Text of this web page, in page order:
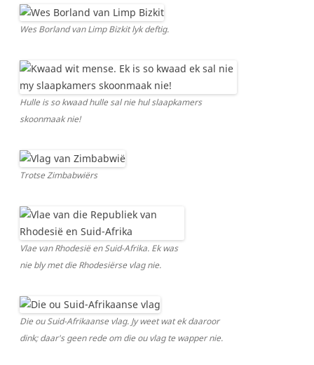
Wes Borland van Limp Bizkit lyk deftig.
Hulle is so kwaad hulle sal nie hul slaapkamers
skoonmaak nie!
Trotse Zimbabwiërs
Vlae van Rhodesië en Suid-Afrika. Ek was
nie bly met die Rhodesiërse vlag nie.
Die ou Suid-Afrikaanse vlag. Jy weet wat ek daaroor
dink; daar's geen rede om die ou vlag te wapper nie.